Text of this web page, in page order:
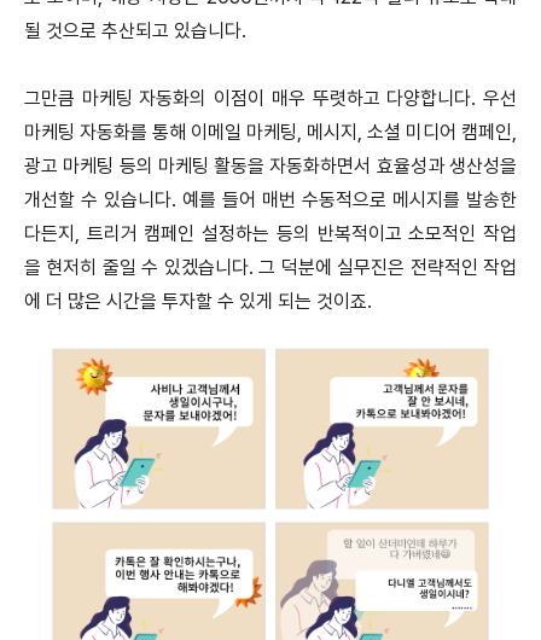
될 것으로 추산되고 있습니다.
그만큼 마케팅 자동화의 이점이 매우 뚜렷하고 다양합니다. 우선
마케팅 자동화를 통해 이메일 마케팅, 메시지, 소셜 미디어 캠페인,
광고 마케팅 등의 마케팅 활동을 자동화하면서 효율성과 생산성을
개선할 수 있습니다. 예를 들어 매번 수동적으로 메시지를 발송한
다든지, 트리거 캠페인 설정하는 등의 반복적이고 소모적인 작업
을 현저히 줄일 수 있겠습니다. 그 덕분에 실무진은 전략적인 작업
에 더 많은 시간을 투자할 수 있게 되는 것이죠.